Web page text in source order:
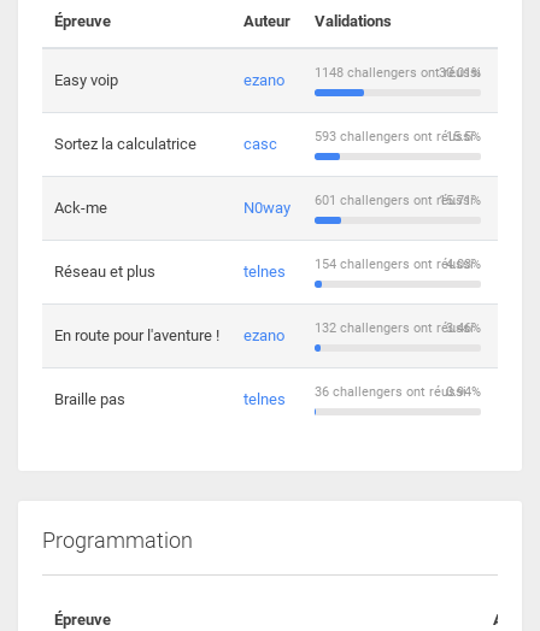
Épreuve Auteur Validations
Easy voip ezano 30.01%
1148 challengers ont réussi
Sortez la calculatrice casc 15.5%
593 challengers ont réussi
Ack-me N0way 15.71%
601 challengers ont réussi
Réseau et plus telnes 4.03%
154 challengers ont réussi
En route pour l'aventure ! ezano 3.46%
132 challengers ont réussi
Braille pas telnes 0.94%
36 challengers ont réussi
Programmation
Épreuve Auteur